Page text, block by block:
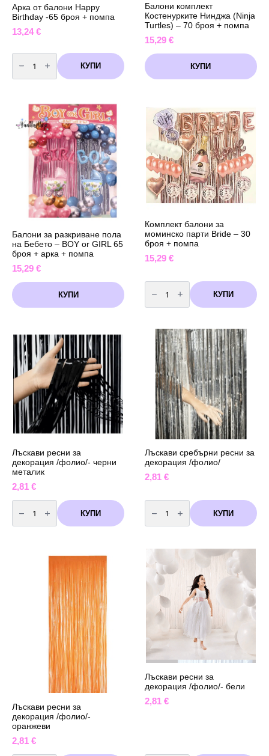
Арка от балони Happy
Birthday -65 броя + помпа
13,24€
количество
за
от
Birthday
броя
помпа
КУПИ
Балони комплект
Костенурките Нинджа (Ninja
Turtles) – 70 броя + помпа
15,29 €
КУПИ
Балони за разкриване пола
на Бебето – BOY or GIRL 65
броя + арка + помпа
15,29 €
КУПИ
Комплект балони за
моминско парти Bride – 30
броя + помпа
15,29 €
количество
за
Комплект
балони
парти
Bride
броя
помпа
КУПИ
Лъскави ресни за
декорация /фолио/- черни
металик
2,81 €
количество
за
Лъскави
ресни
КУПИ
Лъскави сребърни ресни за
декорация /фолио/
2,81 €
количество
за
Лъскави
сребърни
декорация
фолио/
КУПИ
Лъскави ресни за
декорация /фолио/-
оранжеви
2,81 €
Лъскави ресни за
декорация /фолио/- бели
2,81 €